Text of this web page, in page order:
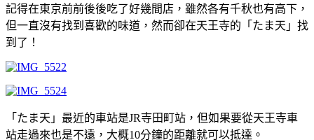
記得在東京前前後後吃了好幾間店，雖然各有千秋也有高下，
但一直沒有找到喜歡的味道，然而卻在天王寺的「たま天」找
到了！
「たま天」最近的車站是JR寺田町站，但如果要從天王寺車
站走過來也是不遠，大概10分鐘的距離就可以抵達。